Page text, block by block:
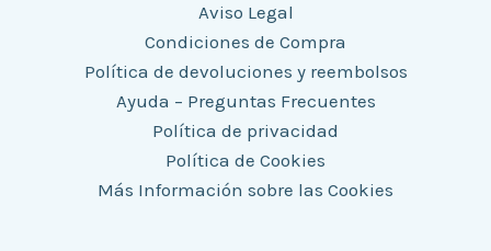
Aviso Legal
Condiciones de Compra
Política de devoluciones y reembolsos
Ayuda – Preguntas Frecuentes
Política de privacidad
Política de Cookies
Más Información sobre las Cookies